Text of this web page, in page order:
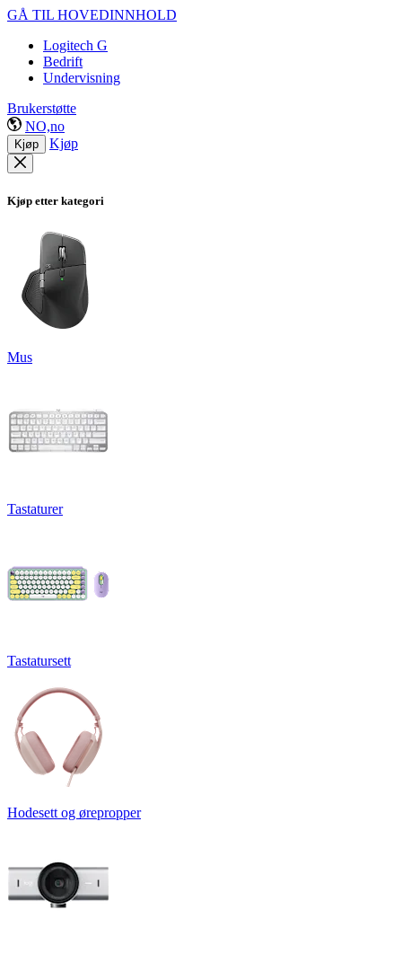
GÅ TIL HOVEDINNHOLD
Logitech G
Bedrift
Undervisning
Brukerstøtte
NO,no
Kjøp Kjøp
Kjøp etter kategori
Mus
Tastaturer
Tastatursett
Hodesett og ørepropper